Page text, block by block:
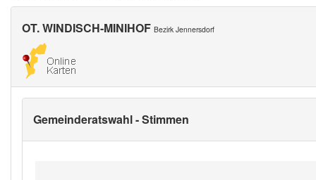
OT. WINDISCH-MINIHOF Bezirk Jennersdorf
Gemeinderatswahl - Stimmen